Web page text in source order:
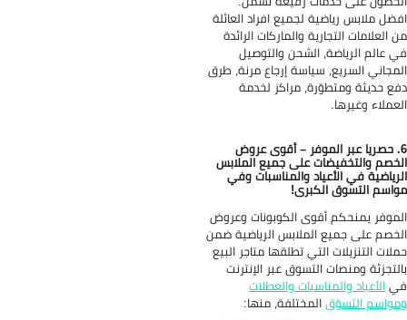
ملابس رياضية لجميع افراد العائلة
العلامات التجارية والماركات الرائدة
عالم الرياضة، الشحن والتوصيل
السريع، سياسة إرجاع مرنة، طرق
حديثة ومتطوّرة، مراكز لخدمة
وغيرها.
حصريا عبر الموفر – أقوى عروض
والتخفيضات على جميع الملابس
في الأعياد والمناسبات وفي
التسوق الكبرى!
يمنحكم أقوى الكوبونات وعروض
على جميع الملابس الرياضية ضمن
التنزيلات التي تطلقها متاجر البيع
ومنصات التسوق عبر الإنترنت
الأعياد والمناسبات والعطلات
التسوّقالمختلفة، منها: